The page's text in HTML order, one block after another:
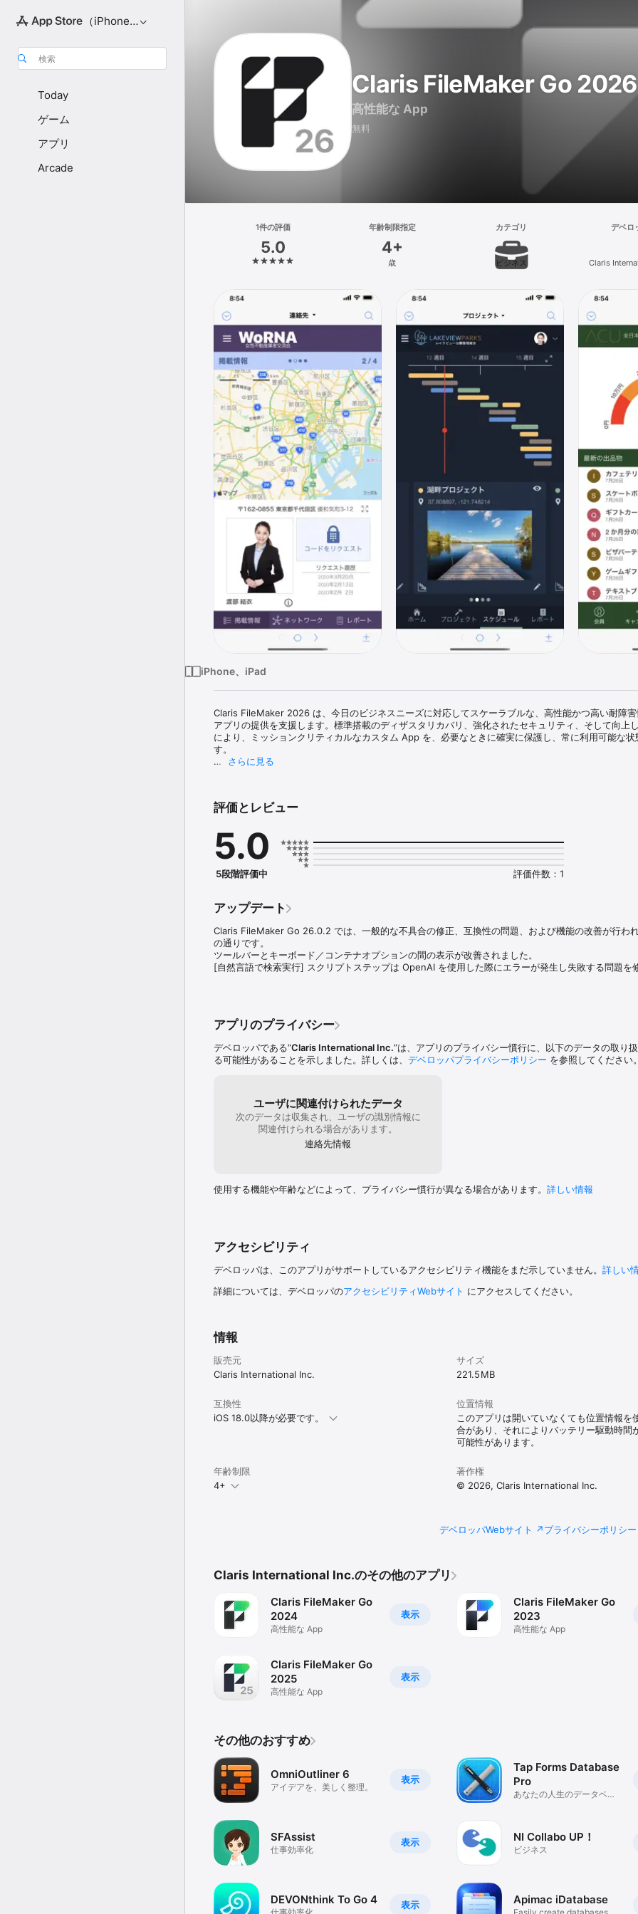
（iPhone向け）
検索
Today
ゲーム
アプリ
Arcade
Claris FileMaker Go 2026
高性能な App
無料
1件の評価
5.0
年齢制限指定
4+
歳
カテゴリ
ビジネス
デベロ
Claris
iPhone、iPad
Claris FileMaker 2026 は、今日のビジネスニーズに対応してスケーラブルな、高性能かつ高い耐障
アプリの提供を支援します。標準搭載のディザスタリカバリ、強化されたセキュリティ、そして向上
により、ミッションクリティカルなカスタム App を、必要なときに確実に保護し、常に利用可能な状
す。
ムは、外出先でも FileMaker App を活用して生産性を高めることができ、FileMaker 2026 がプラッ
Claris FileMaker Pro を使用してカスタム App を作成し、その後 FileMaker Go を使って iPad や
れらの App にアクセスできます。
外出先でも生産性を最大化
FileMaker Go を活用して、チームの生産性を簡単に向上させましょう：
• 請求書や納品書の電子署名を取得
• バーコードを自動でスキャンし、カスタム App に取り込み
• デバイスから写真、ビデオ、音声を直接 App に追加
• カラフルなチャートやグラフで経営ダッシュボードの概要を表示
• 既存の Amazon、Google、または Microsoft Azure の認証情報を使用して FileMaker App にサイ
• iPad や iPhone の iOS センサーから情報を取得
• FileMaker App の作成および変更には FileMaker Pro が必要です。
さらに見る
評価とレビュー
5.0
5段階評価中 評価件数：1
アップデート
Claris FileMaker Go 26.0.2 では、一般的な不具合の修正、互換性の問題、および機能の改善が行わ
の通りです。
ツールバーとキーボード／コンテナオプションの間の表示が改善されました。
[自然言語で検索実行] スクリプトステップは OpenAI を使用した際にエラーが発生し失敗する問題を
アプリのプライバシー
デベロッパである“Claris International Inc.”は、アプリのプライバシー慣行に、以下のデータの取り
る可能性があることを示しました。詳しくは、 デベロッパプライバシーポリシー を参照してください。
ユーザに関連付けられたデータ
次のデータは収集され、ユーザの識別情報に
関連付けられる場合があります。
連絡先情報
使用する機能や年齢などによって、プライバシー慣行が異なる場合があります。 詳しい情報
アクセシビリティ
デベロッパは、このアプリがサポートしているアクセシビリティ機能をまだ示していません。 詳しい
詳細については、デベロッパのアクセシビリティWebサイト にアクセスしてください。
情報
販売元
Claris International Inc.
サイズ
221.5 MB
互換性
iOS 18.0以降が必要です。
位置情報
このアプリは開いていなくても位置情報を
合があり、それによりバッテリー駆動時間
可能性があります。
年齢制限
4+
著作権
© 2026, Claris International Inc.
デベロッパWebサイト プライバシーポリシー
Claris International Inc.のその他のアプリ
表示
Claris FileMaker Go
2024
高性能な App
表示
Claris FileMaker Go
2025
高性能な App
Claris FileMaker Go
2023
高性能な App
その他のおすすめ
表示
OmniOutliner 6
アイデアを、美しく整理。
表示
SFAssist
仕事効率化
表示
DEVONthink To Go 4
Tap Forms Database
Pro
あなたの人生のデータベー
NI Collabo UP！
ビジネス
Apimac iDatabase